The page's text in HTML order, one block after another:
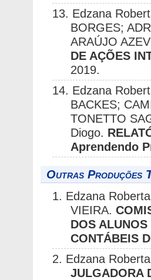
13. Edzana
BORGES;
ARAÚJO
DE AÇÕES
2019.
14. Edzana
BACKES;
TONETTO
Diogo.
Aprendendo
Outras Produções
1. Edzana
VIEIRA.
DOS
CONTÁBEIS
2. Edzana
JULGADORA